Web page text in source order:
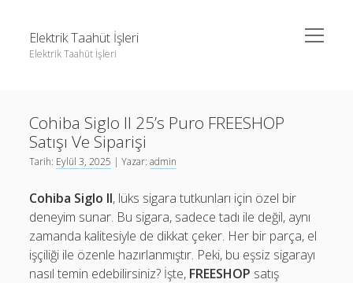
Elektrik Taahüt İşleri
Elektrik Taahüt İşleri
menüyü
aç
Liste
Sayfa Listesi
Ücretsiz Instagram Bayan Takipçi Hilesi
Instagram Gizli Story İzleme
Sayfa Listesi
Tiktok Takipçi Hilesi Şifresiz
Ücretsiz Instagram Bayan Takipçi Hilesi
Cohiba Siglo II 25’s Puro FREESHOP
Satışı Ve Siparişi
Tarih: Eylül 3, 2025 | Yazar:admin
Cohiba Siglo II, lüks sigara tutkunları için özel bir
deneyim sunar. Bu sigara, sadece tadı ile değil, aynı
zamanda kalitesiyle de dikkat çeker. Her bir parça, el
işçiliği ile özenle hazırlanmıştır. Peki, bu eşsiz sigarayı
nasıl temin edebilirsiniz? İşte, FREESHOP satış